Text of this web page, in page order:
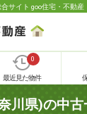
サイト goo住宅・不動産
0
最近見た物件
川県)の中